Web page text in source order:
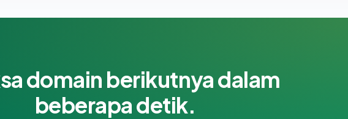
domain berikutnya dalam
beberapa detik.